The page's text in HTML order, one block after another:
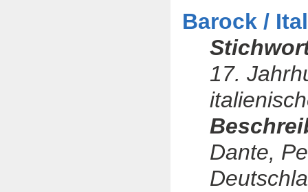
Barock /
17.
Dante,